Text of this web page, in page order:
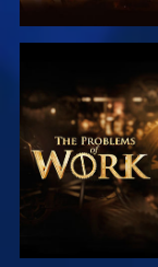
EXPLORA LAS
SERIES